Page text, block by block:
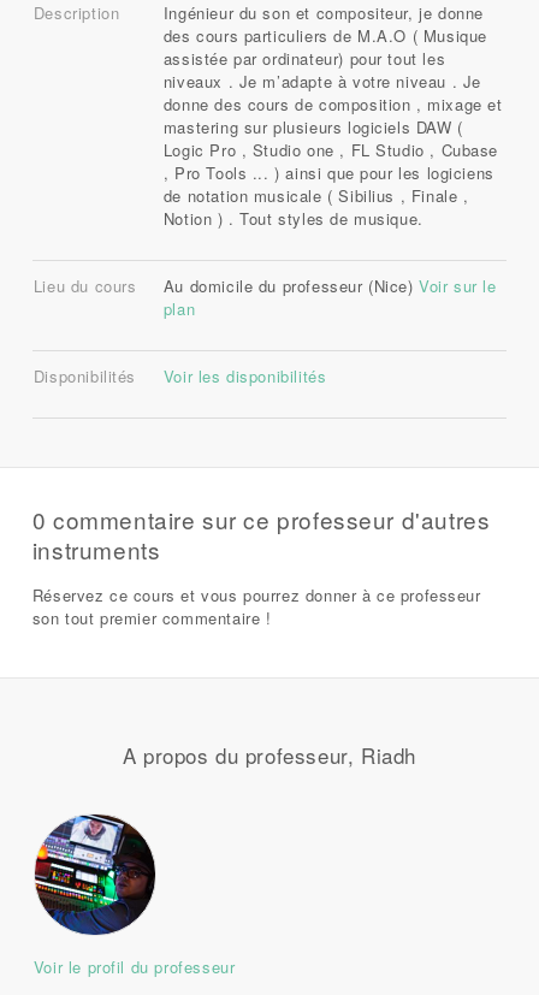
Description
Ingénieur du son et compositeur, je donne
des cours particuliers de M.A.O ( Musique
assistée par ordinateur) pour tout les
niveaux . Je m’adapte à votre niveau . Je
donne des cours de composition , mixage et
mastering sur plusieurs logiciels DAW (
Logic Pro , Studio one , FL Studio , Cubase
, Pro Tools ... ) ainsi que pour les logiciens
de notation musicale ( Sibilius , Finale ,
Notion ) . Tout styles de musique.
Lieu du cours Au domicile du professeur (Nice)Voir sur le
plan
Disponibilités Voir les disponibilités
0 commentaire sur ce professeur d'autres
instruments
Réservez ce cours et vous pourrez donner à ce professeur
son tout premier commentaire !
A propos du professeur, Riadh
Voir le profil du professeur